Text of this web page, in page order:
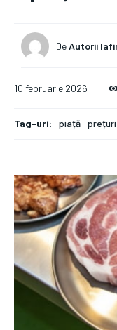
DeAutorii
10 februarie 2026
Tag-uri: piață prețuri